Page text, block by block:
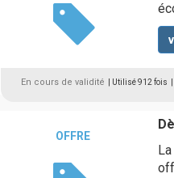
En cours de validité | Utilisé 912 fois
OFFRE